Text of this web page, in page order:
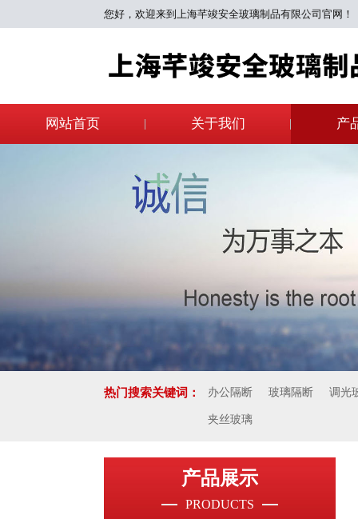
您好，欢迎来到上海芊竣安全玻璃制品有限公司官网！
网站首页 关于我们 产
热门搜索关键词： 办公隔断 玻璃隔断 调光
夹丝玻璃
产品展示
PRODUCTS